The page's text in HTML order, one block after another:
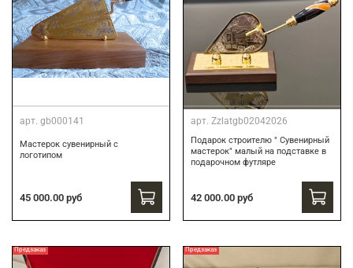
арт. gb000141
Мастерок сувенирный с
логотипом
45 000.00 руб
арт. Zzlatgb02042026
Подарок строителю " Сувенирный
мастерок" малый на подставке в
подарочном футляре
42 000.00 руб
Предзаказ Предзаказ